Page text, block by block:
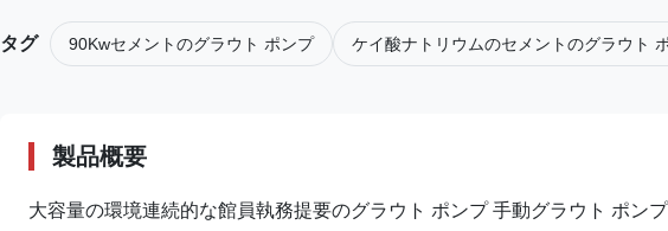
タグ 90Kwセメントのグラウト ポンプ ケイ酸ナトリウムのセメントのグラウト
製品概要
大容量の環境連続的な館員執務提要のグラウト ポンプ 手動グラウト ポン